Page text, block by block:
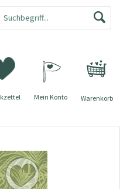
Warenkorb
Mein Konto